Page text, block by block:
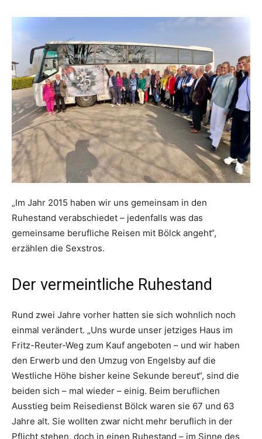
„Im Jahr 2015 haben wir uns gemeinsam in den
Ruhestand verabschiedet – jedenfalls was das
gemeinsame berufliche Reisen mit Bölck angeht“,
erzählen die Sexstros.
Der vermeintliche Ruhestand
Rund zwei Jahre vorher hatten sie sich wohnlich noch
einmal verändert. „Uns wurde unser jetziges Haus im
Fritz-Reuter-Weg zum Kauf angeboten – und wir haben
den Erwerb und den Umzug von Engelsby auf die
Westliche Höhe bisher keine Sekunde bereut“, sind die
beiden sich – mal wieder – einig. Beim beruflichen
Ausstieg beim Reisedienst Bölck waren sie 67 und 63
Jahre alt. Sie wollten zwar nicht mehr beruflich in der
Pflicht stehen, doch in einen Ruhestand – im Sinne des